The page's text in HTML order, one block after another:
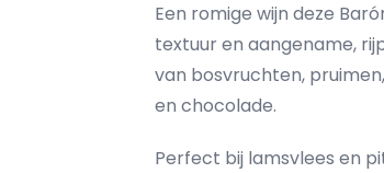
Een romige wijn deze
textuur en aangename,
van bosvruchten,
en chocolade.
Perfect bij lamsvlees en